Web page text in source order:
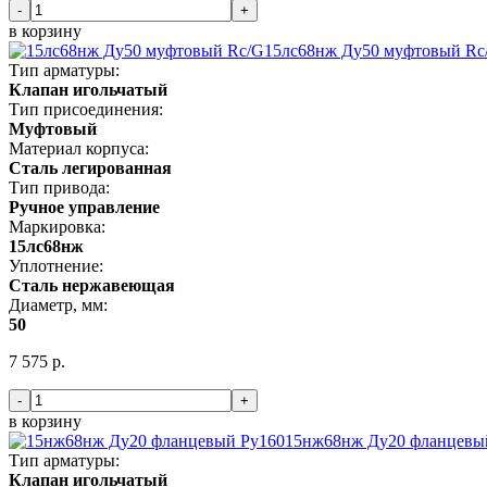
- +
в корзину
15лс68нж Ду50 муфтовый
Тип арматуры:
Клапан игольчатый
Тип присоединения:
Муфтовый
Материал корпуса:
Сталь легированная
Тип привода:
Ручное управление
Маркировка:
15лс68нж
Уплотнение:
Сталь нержавеющая
Диаметр, мм:
50
7 575 р.
- +
в корзину
15нж68нж Ду20
Тип арматуры:
Клапан игольчатый